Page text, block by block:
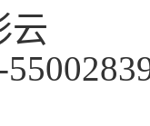
云